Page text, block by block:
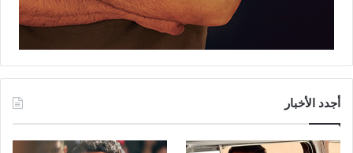
أجدد الأخبار